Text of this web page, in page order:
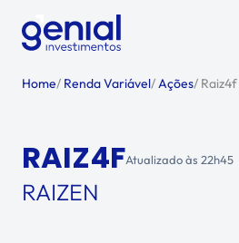
Home/ Renda Variável/Ações/ Raiz4f
RAIZ4FAtualizado às 22h45
RAIZEN